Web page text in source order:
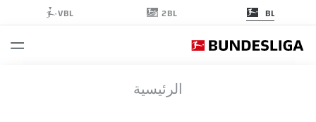
BL
2BL
VBL
الرئيسية